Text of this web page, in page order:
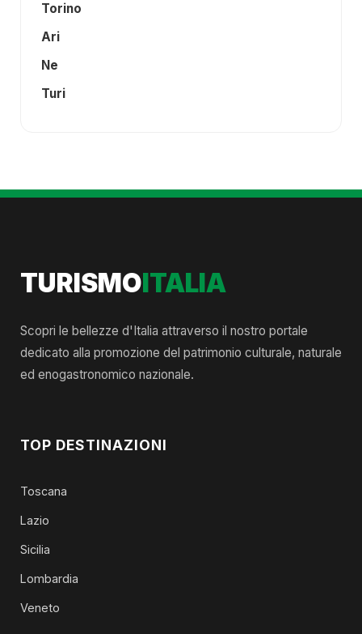
Torino
Ari
Ne
Turi
TURISMOITALIA
Scopri le bellezze d'Italia attraverso il nostro portale
dedicato alla promozione del patrimonio culturale, naturale
ed enogastronomico nazionale.
TOP DESTINAZIONI
Toscana
Lazio
Sicilia
Lombardia
Veneto